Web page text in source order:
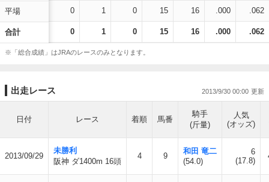
平場
合計
0 1 0 15 16 .000 .062
0 1 0 15 16 .000 .062
※「総合成績」はJRAのレースのみとなります。
出走レース 2013/9/30 00:00
日付 レース 着順 馬番
騎手
(斤量)
人気
(オッズ)
2013/09/29
未勝利
阪神 ダ1400m 16頭
4 9
和田 竜二
(54.0)
6
(17.8)